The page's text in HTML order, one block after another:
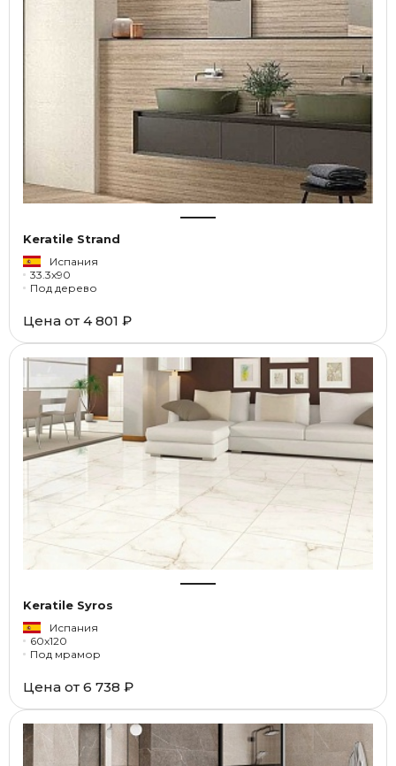
Keratile Strand
Испания
33.3x90
Под дерево
Цена от 4 801 ₽
Keratile Syros
Испания
60x120
Под мрамор
Цена от 6 738 ₽